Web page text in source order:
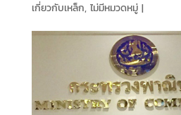
เกี่ยวกับเหล็ก, ไม่มีหมวดหมู่|